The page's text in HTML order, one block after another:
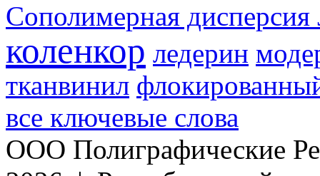
Сополимерная дисперсия
коленкор ледерин
тканвинил
все ключевые слова
ООО Полиграфические